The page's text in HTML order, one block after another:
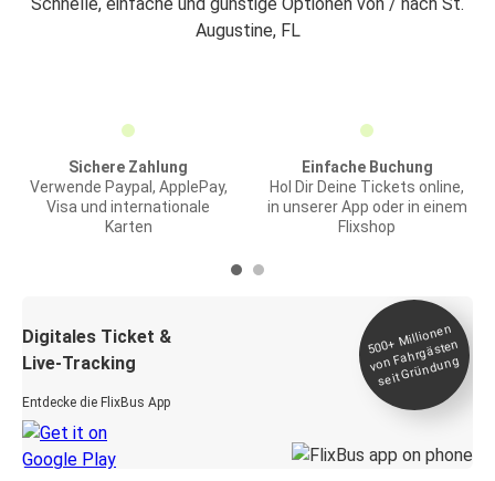
Augustine, FL
Sichere Zahlung
Verwende Paypal, ApplePay,
Visa und internationale
Karten
Einfache Buchung
Hol Dir Deine Tickets online,
in unserer App oder in einem
Flixshop
Digitales Ticket &
Live-Tracking
Entdecke die FlixBus App
500+
Millionen
von Fahrgästen
seit
Gründung